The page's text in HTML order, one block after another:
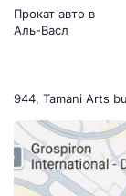
944, Tamani Arts
Прокат авто в
Аль-Васл